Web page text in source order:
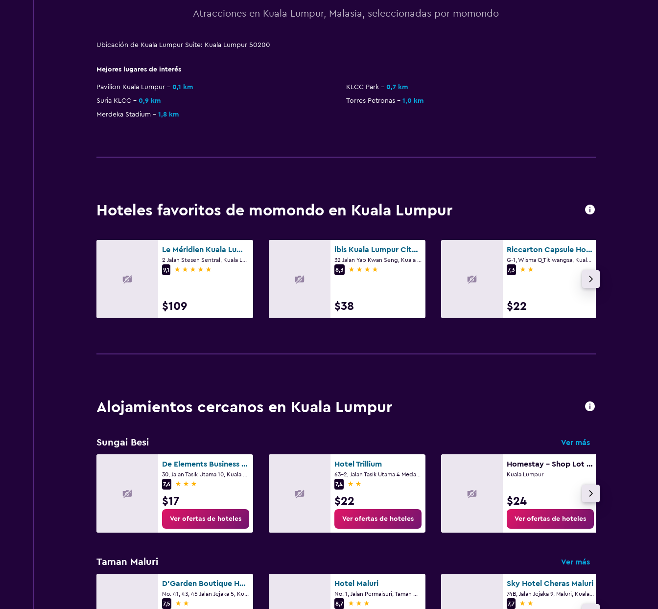
Atracciones en Kuala Lumpur, Malasia, seleccionadas por momondo
Ubicación de Kuala Lumpur Suite: Kuala Lumpur 50200
Mejores lugares de interés
Pavilion Kuala Lumpur 0,1 km KLCC Park
0,7 km
Suria KLCC
0,9 km Torres Petronas
1,0 km
Merdeka Stadium
1,8 km
Hoteles favoritos de momondo en Kuala Lumpur
Le Méridien Kuala Lumpur
9,1
5 estrellas
$109
ibis Kuala Lumpur City Centre
8,3
4 estrellas
$38
Riccarton Capsule Hotel
7,3
2 estrellas
$22
Alojamientos cercanos en Kuala Lumpur
Sungai Besi Ver más
De Elements Business Hotel Kuala Lumpur
7,6
3 estrellas
$17
Ver ofertas de hoteles
Hotel Trillium
63-2, Jalan Tasik Utama 4 Medan Niaga Tasik Damai, Kuala Lumpur
7,4
2 estrellas
$22
Ver ofertas de hoteles
Homestay - Shop Lot Studio Unit
Kuala Lumpur
$24
Ver ofertas de hoteles
Taman Maluri Ver más
D'Garden Boutique Hotel Kuala Lumpur
7,5
2 estrellas
Hotel Maluri
8,7
3 estrellas
Sky Hotel Cheras Maluri
74B, Jalan Jejaka 9, Maluri, Kuala Lumpur
7,7
2 estrellas